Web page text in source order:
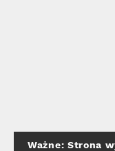
Ważne: Strona